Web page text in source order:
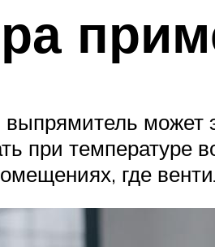
может
при температуре
где